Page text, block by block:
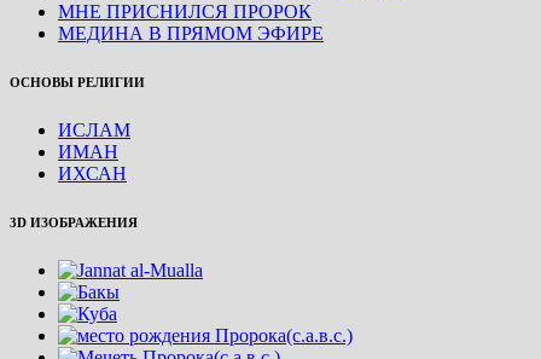
МНЕ ПРИСНИЛСЯ ПРОРОК
МЕДИНА В ПРЯМОМ ЭФИРЕ
ОСНОВЫ РЕЛИГИИ
ИСЛАМ
ИМАН
ИХСАН
3D ИЗОБРАЖЕНИЯ